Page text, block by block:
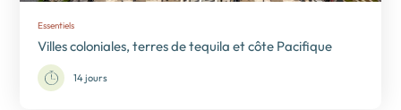
Essentiels
Villes coloniales, terres de tequila et côte Pacifique
14 jours